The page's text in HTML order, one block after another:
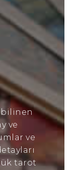
bilinen
ve
ve
tarot